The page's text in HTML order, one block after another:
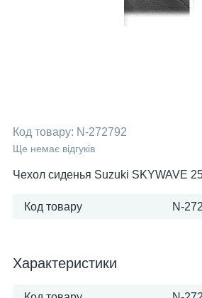
Код товару: N-272792
Ще немає відгуків
Чехол сиденья Suzuki SKYWAVE
Код товару N-
Характеристики